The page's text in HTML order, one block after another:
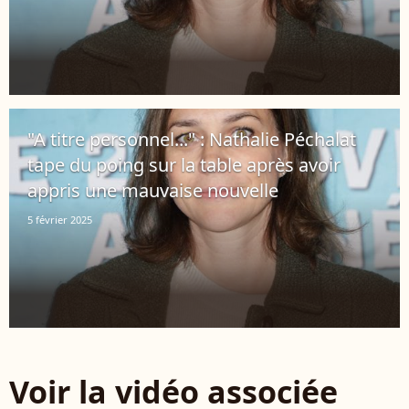
"A titre personnel..." : Nathalie Péchalat
tape du poing sur la table après avoir
appris une mauvaise nouvelle
5 février 2025
Voir la vidéo associée